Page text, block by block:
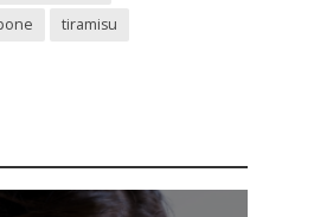
tiramisu